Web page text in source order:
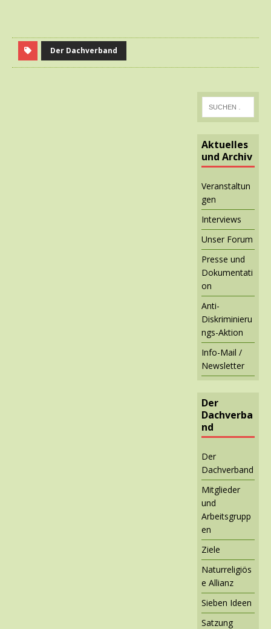
Der Dachverband
Aktuelles
und Archiv
Veranstaltun
gen
Interviews
Unser Forum
Presse und
Dokumentati
on
Anti-
Diskriminieru
ngs-Aktion
Info-Mail /
Newsletter
Der
Dachverba
nd
Der
Dachverband
Mitglieder
und
Arbeitsgrupp
en
Ziele
Naturreligiös
e Allianz
Sieben Ideen
Satzung